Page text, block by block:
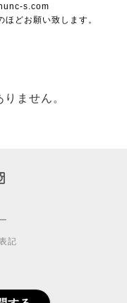
s.com
どお願い致します。
ません。
記